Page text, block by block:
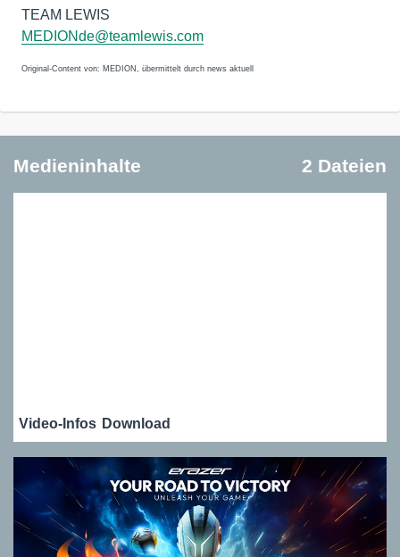
TEAM LEWIS
MEDIONde@teamlewis.com
Original-Content von: MEDION, übermittelt durch news aktuell
Medieninhalte 2 Dateien
Video-Infos Download